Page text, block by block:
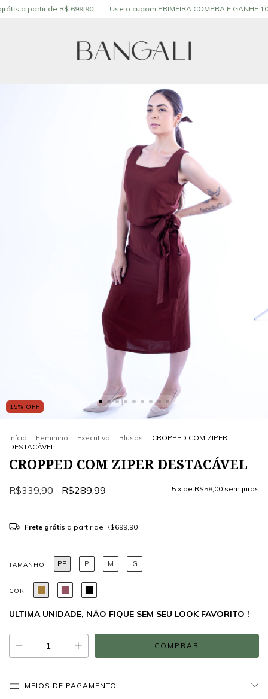
a partir de R$ 699,90 Use o cupom PRIMEIRA COMPRA E GANHE
15% OFF
Início . Feminino . Executiva . Blusas . CROPPED COM ZIPER
DESTACÁVEL
CROPPED COM ZIPER DESTACÁVEL
R$339,90 R$289,99 5 x de R$58,00 sem juros
Frete grátis a partir de R$699,90
TAMANHO PP P M G
COR
ULTIMA UNIDADE, NÃO FIQUE SEM SEU LOOK FAVORITO !
MEIOS DE PAGAMENTO